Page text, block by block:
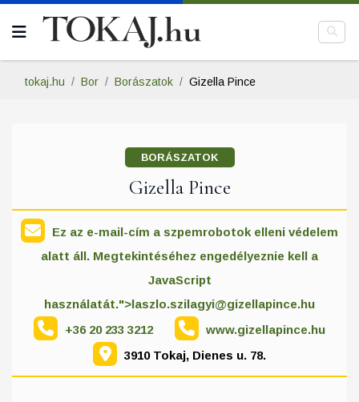
tokaj.hu Bor Borászatok Gizella Pince
BORÁSZATOK
Gizella Pince
Ez az e-mail-cím a szpemrobotok elleni védelem
alatt áll. Megtekintéséhez engedélyeznie kell a
JavaScript
használatát.">laszlo.szilagyi@gizellapince.hu
+36 20 233 3212
www.gizellapince.hu
3910 Tokaj, Dienes u. 78.